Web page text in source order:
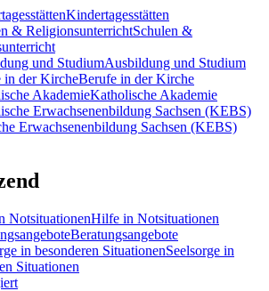
Kindertagesstätten
Schulen &
Ausbildung und Studium
Berufe in der Kirche
Katholische Akademie
Erwachsenenbildung Sachsen (KEBS)
Hilfe in Notsituationen
Beratungsangebote
Seelsorge in
Situationen